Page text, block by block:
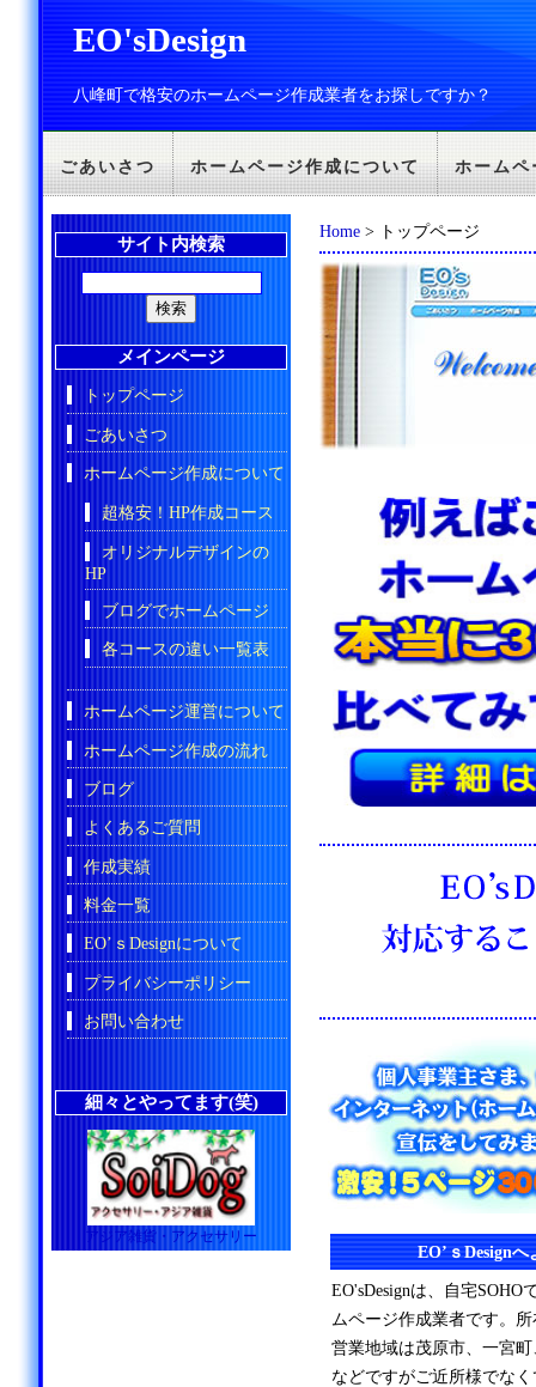
EO'sDesign
八峰町で格安のホームページ作成業者をお探しですか？
ごあいさつ ホームページ作成について ホームペ
Home > トップページ
EO’ｓDesign
EO'sDesignは、自宅SOHO
ムページ作成業者です。
営業地域は茂原市、一宮
などですがご近所様でな
サイト内検索
メインページ
トップページ
ごあいさつ
ホームページ作成について
超格安！HP作成コース
オリジナルデザインの
HP
ブログでホームページ
各コースの違い一覧表
ホームページ運営について
ホームページ作成の流れ
ブログ
よくあるご質問
作成実績
料金一覧
EO’ｓDesignについて
プライバシーポリシー
お問い合わせ
細々とやってます(笑)
アジア雑貨・アクセサリー